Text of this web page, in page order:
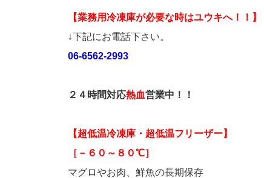
【業務用冷凍庫が必要な時はユウキへ！！】
↓下記にお電話下さい。
06-6562-2993
２４時間対応熱血営業中！！
【超低温冷凍庫・超低温フリーザー】
［－６０～８０℃］
マグロやお肉、鮮魚の長期保存